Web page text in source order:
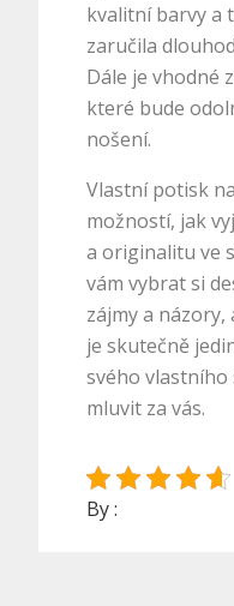
kvalitní barvy a
zaručila
Dále je vhodné
které bude
nošení.
Vlastní potisk
možností, jak
a originalitu ve
vám vybrat si
zájmy a
je skutečně
svého
mluvit za vás.
By :